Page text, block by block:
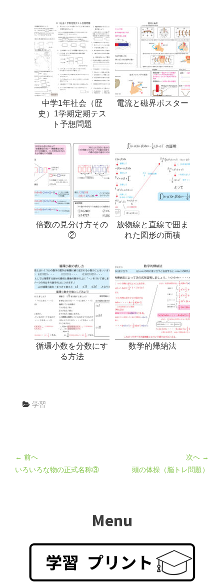
中学1年社会（歴
史）1学期定期テス
ト予想問題
電流と磁界ポスター
倍数の見分け方その
②
放物線と直線で囲ま
れた図形の面積
循環小数を分数にす
る方法
数学的帰納法
学習
← 前へ
いろいろな物の正式名称③
次へ →
頭の体操（脳トレ問題）
Menu